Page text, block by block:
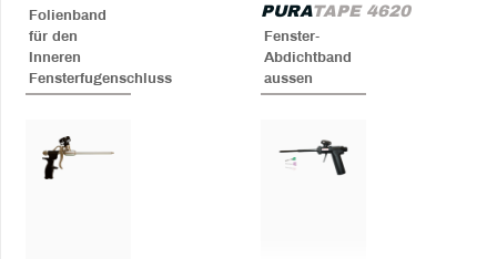
Folienband
für den
Inneren
Fensterfugenschluss
PURATAPE 4620
Fenster-
Abdichtband
aussen